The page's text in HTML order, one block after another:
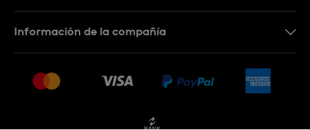
Condiciones de venta
Información de la compañía
Empleo